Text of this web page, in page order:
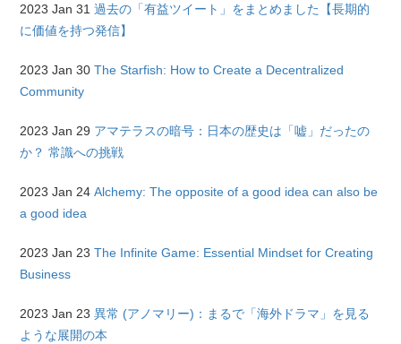
2023 Jan 31 過去の「有益ツイート」をまとめました【長期的
に価値を持つ発信】
2023 Jan 30 The Starfish: How to Create a Decentralized
Community
2023 Jan 29 アマテラスの暗号：日本の歴史は「嘘」だったの
か？ 常識への挑戦
2023 Jan 24 Alchemy: The opposite of a good idea can also be
a good idea
2023 Jan 23 The Infinite Game: Essential Mindset for Creating
Business
2023 Jan 23 異常 (アノマリー)：まるで「海外ドラマ」を見る
ような展開の本